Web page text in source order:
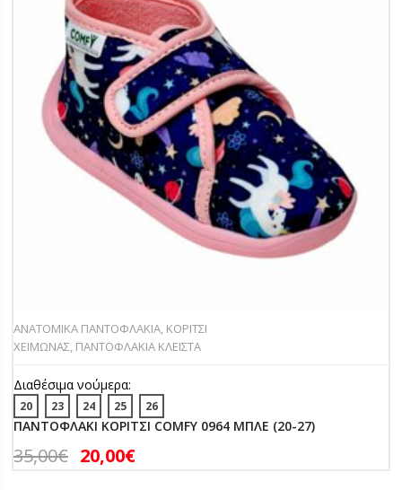
ΑΝΑΤΟΜΙΚΑ ΠΑΝΤΟΦΛΑΚΙΑ, ΚΟΡΙΤΣΙ
ΧΕΙΜΩΝΑΣ, ΠΑΝΤΟΦΛΑΚΙΑ ΚΛΕΙΣΤΑ
Διαθέσιμα νούμερα:
20 23 24 25 26
ΠΑΝΤΟΦΛΑΚΙ ΚΟΡΙΤΣΙ COMFY 0964 ΜΠΛΕ (20-27)
35,00€ 20,00€